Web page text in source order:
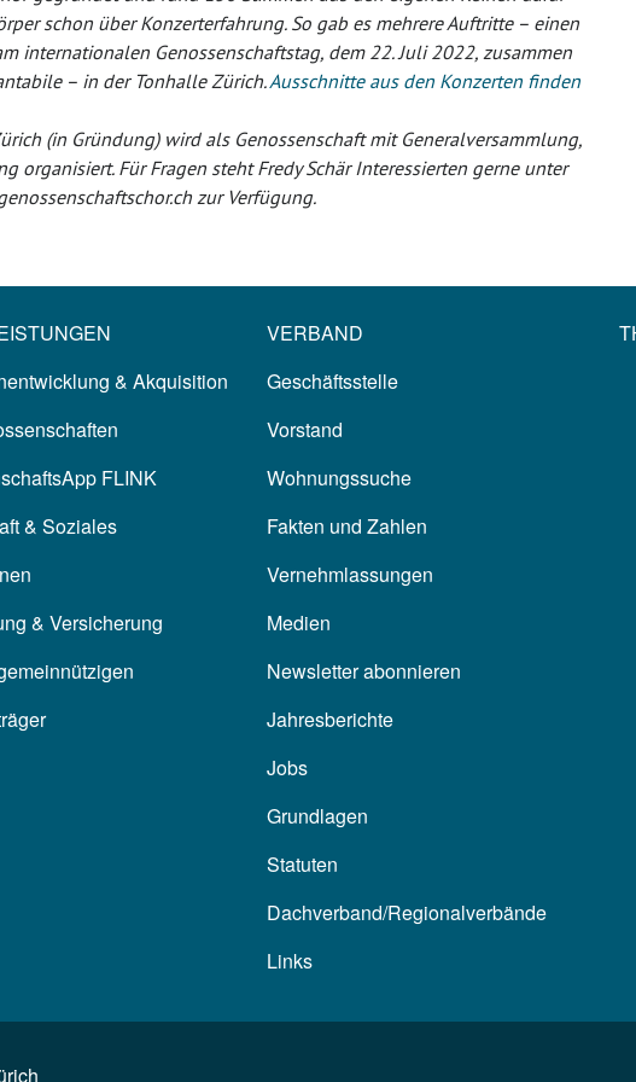
schon über Konzerterfahrung. So gab es mehrere Auftritte – einen
internationalen Genossenschaftstag, dem 22. Juli 2022, zusammen
– in der Tonhalle Zürich.Ausschnitte aus den Konzerten finden
(in Gründung) wird als Genossenschaft mit Generalversammlung,
organisiert. Für Fragen steht Fredy Schär Interessierten gerne unter
zur Verfügung.
& Akquisition
FLINK
& Soziales
& Versicherung
VERBAND
Geschäftsstelle
Vorstand
Wohnungssuche
Fakten und Zahlen
Vernehmlassungen
Medien
Newsletter abonnieren
Jahresberichte
Jobs
Grundlagen
Statuten
Dachverband/Regionalverbände
Links